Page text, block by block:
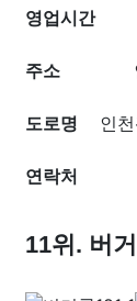
영업시간
주소
도로명 인
연락처
11위. 버